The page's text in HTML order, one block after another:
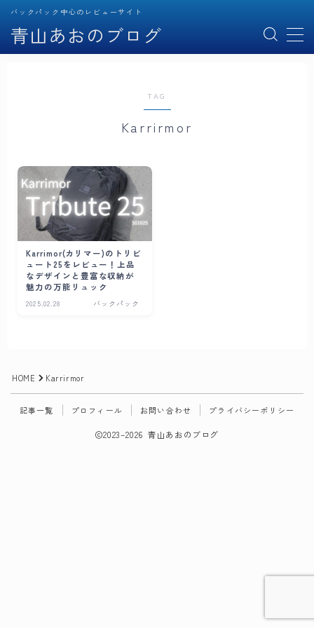
青山あおのブログ
バックパック中心のレビューサイト
MENU
ポーチ
財布
ガジェット
EDC
プロフィール
TAG
Karrirmor
Karrimor(カリマー)のトリビ
ュート25をレビュー！上品
なデザインと豊富な収納が
魅力の万能リュック
2025.02.28 バックパック
HOME Karrirmor
記事一覧 プロフィール お問い合わせ プライバシーポリシー
2023–2026 青山あおのブログ